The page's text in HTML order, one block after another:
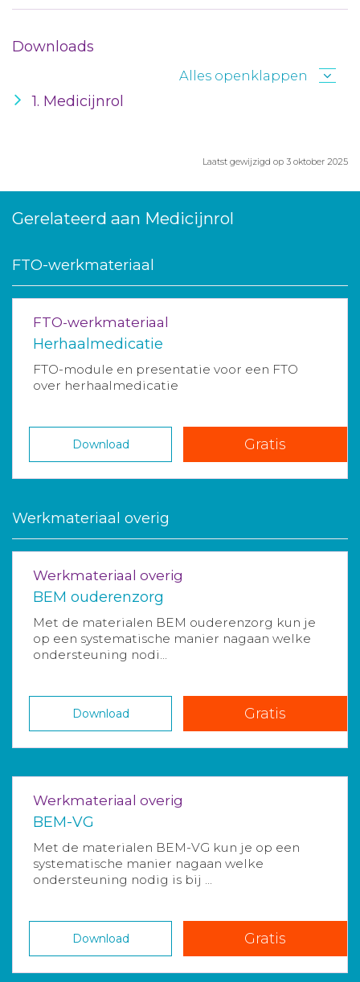
Downloads
Alles openklappen
1. Medicijnrol
Laatst gewijzigd op 3 oktober 2025
Gerelateerd aan Medicijnrol
FTO-werkmateriaal
FTO-werkmateriaal
Herhaalmedicatie
FTO-module en presentatie voor een FTO
over herhaalmedicatie
Download Gratis
Werkmateriaal overig
Werkmateriaal overig
BEM ouderenzorg
Met de materialen BEM ouderenzorg kun je
op een systematische manier nagaan welke
ondersteuning nodi...
Download Gratis
Werkmateriaal overig
BEM-VG
Met de materialen BEM-VG kun je op een
systematische manier nagaan welke
ondersteuning nodig is bij ...
Download Gratis